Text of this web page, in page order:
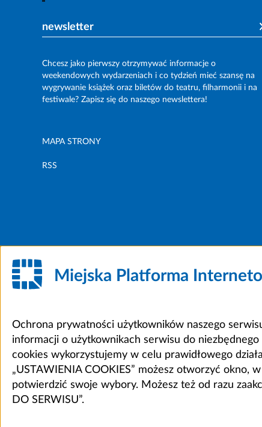
newsletter
Chcesz jako pierwszy otrzymywać informacje o
weekendowych wydarzeniach i co tydzień mieć szansę na
wygrywanie książek oraz biletów do teatru, filharmonii i na
festiwale? Zapisz się do naszego newslettera!
MAPA STRONY
RSS
Miejska Platforma
Ochrona prywatności użytkowników naszego
informacji o użytkownikach serwisu do
cookies wykorzystujemy w celu prawidłowego
„USTAWIENIA COOKIES” możesz otworzyć
potwierdzić swoje wybory. Możesz też od razu
DO SERWISU”.